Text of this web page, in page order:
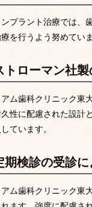
ンプラント治療では、
を行うよう努めていま
トローマン社
アム歯科クリニック東
性に配慮された設計
しています。
期検診の受診に
アム歯科クリニック東